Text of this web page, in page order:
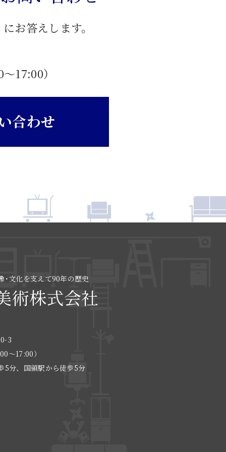
お答えします。
〜17:00）
合わせ
･文化を支えて90年の歴史
術株式会社
3
〜17:00）
分、国領駅から徒歩5分